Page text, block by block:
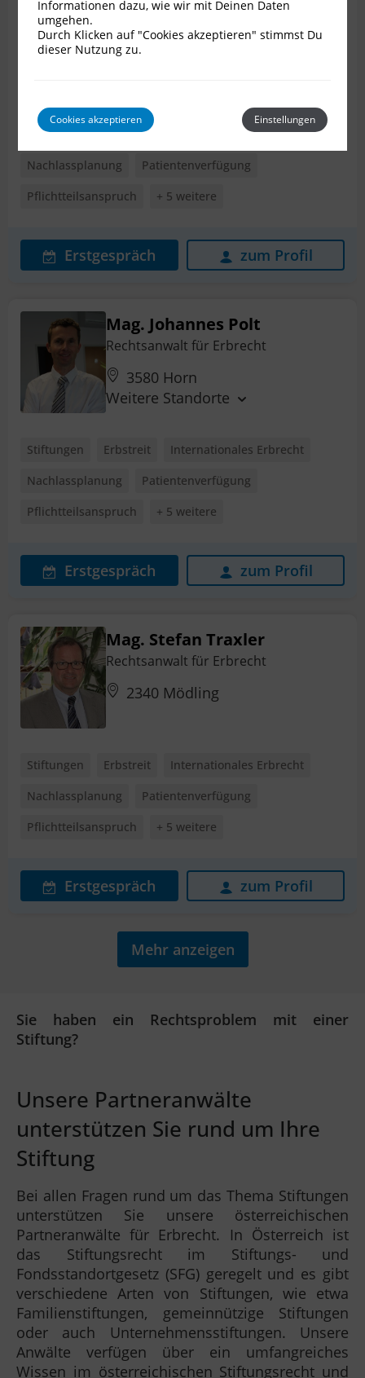
Mag. Dr. Michael Schwarz
Rechtsanwalt für Erbrecht
Stiftungen Erbstreit
Internationales Erbrecht
Nachlassplanung
Patientenverfügung
Pflichtteilsanspruch
+ 5 weitere
Erstgespräch zum Profil
Mag. Johannes Polt
Rechtsanwalt für Erbrecht
3580 Horn
Weitere Standorte
Stiftungen Erbstreit
Internationales Erbrecht
Nachlassplanung
Patientenverfügung
Pflichtteilsanspruch
+ 5 weitere
Erstgespräch zum Profil
Mag. Stefan Traxler
Rechtsanwalt für Erbrecht
2340 Mödling
Stiftungen Erbstreit
Internationales Erbrecht
Nachlassplanung
Patientenverfügung
Pflichtteilsanspruch
+ 5 weitere
Erstgespräch zum Profil
Mehr anzeigen
Sie haben ein Rechtsproblem mit einer
Stiftung?
Unsere Partneranwälte
unterstützen Sie rund um Ihre
Stiftung
Bei allen Fragen rund um das Thema Stiftungen
unterstützen Sie unsere österreichischen
Partneranwälte für Erbrecht. In Österreich ist
das Stiftungsrecht im Stiftungs- und
Fondsstandortgesetz (SFG) geregelt und es gibt
verschiedene Arten von Stiftungen, wie etwa
Familienstiftungen, gemeinnützige Stiftungen
oder auch Unternehmensstiftungen. Unsere
Anwälte verfügen über ein umfangreiches
Wissen im österreichischen Stiftungsrecht und
Informationen dazu, wie wir mit Deinen Daten
umgehen.
Durch Klicken auf "Cookies akzeptieren" stimmst Du
dieser Nutzung zu.
Cookies akzeptieren Einstellungen